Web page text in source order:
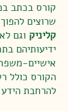
קורס בכתב
שרוצים
קליניק וגם
ידיעותיהם
אישיים-
הקורס כולל
להרחבת הידע